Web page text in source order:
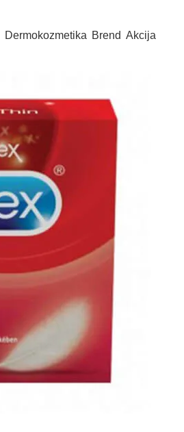
Dermokozmetika Brend Akcija